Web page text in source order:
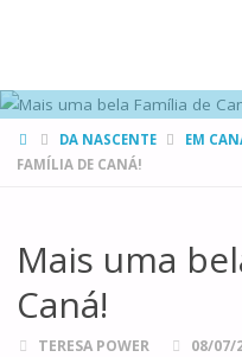
HOMEDA NASCENTE EM
FAMÍLIA DE CANÁ!
Mais uma
Caná!
TERESA POWER 08/07/